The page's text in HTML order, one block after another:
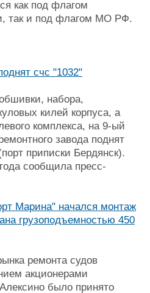
как под флагом
так и под флагом МО РФ.
счс "1032"
набора,
килей корпуса, а
комплекса, на 9-ый
завода поднят
приписки Бердянск).
сообщила пресс-
Марина" начался монтаж
грузоподъемностью 450
ремонта судов
акционерами
было принято